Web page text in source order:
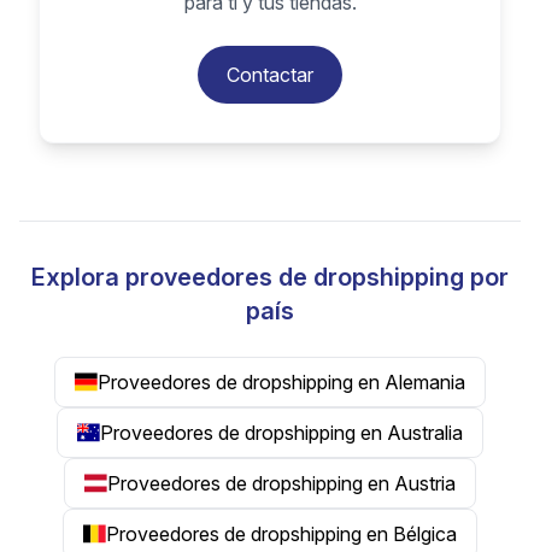
Contactar
Explora proveedores de dropshipping por
país
Proveedores de dropshipping en Alemania
Proveedores de dropshipping en Australia
Proveedores de dropshipping en Austria
Proveedores de dropshipping en Bélgica